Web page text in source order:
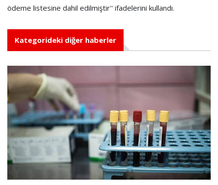
ödeme listesine dahil edilmiştir'' ifadelerini kullandı.
Kategorideki diğer haberler